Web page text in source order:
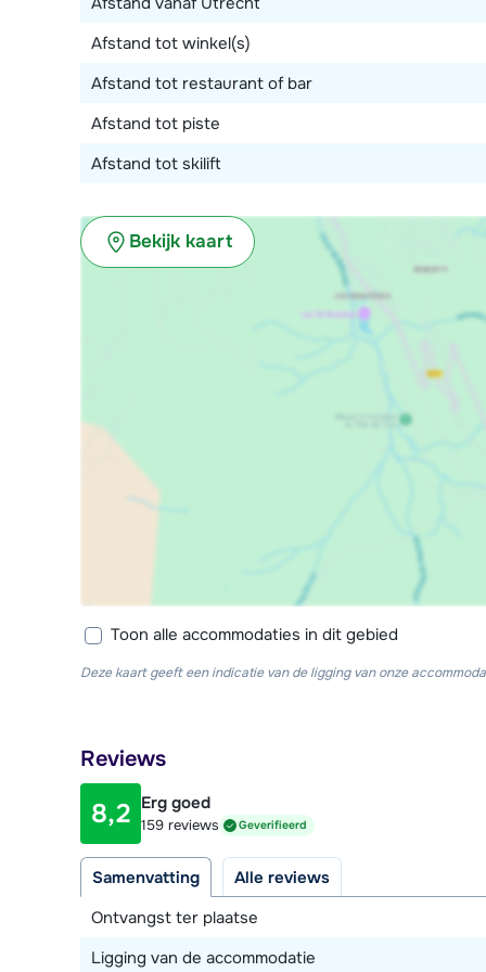
Afstand tot winkel(s)
Afstand tot restaurant of bar
Afstand tot piste
Afstand tot skilift
Bekijk kaart
Toon alle accommodaties in dit gebied
Deze kaart geeft een indicatie van de ligging van onze
Reviews
8,2 Erg goed
159 reviews Geverifieerd
Samenvatting
Alle reviews
Ontvangst ter plaatse
Ligging van de accommodatie